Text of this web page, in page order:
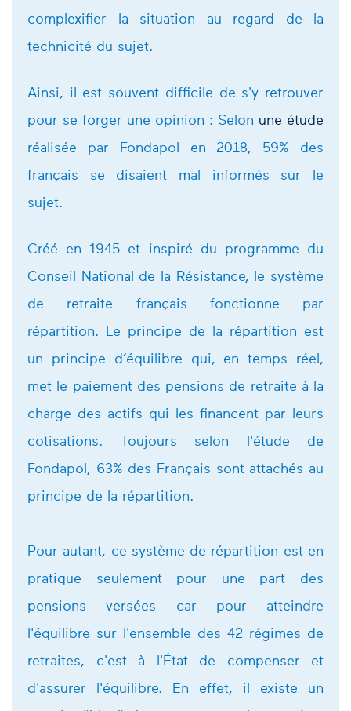
complexifier la situation au regard de la
technicité du sujet.
Ainsi, il est souvent difficile de s'y retrouver
pour se forger une opinion : Selon une étude
réalisée par Fondapol en 2018, 59% des
français se disaient mal informés sur le
sujet.
Créé en 1945 et inspiré du programme du
Conseil National de la Résistance, le système
de retraite français fonctionne par
répartition. Le principe de la répartition est
un principe d’équilibre qui, en temps réel,
met le paiement des pensions de retraite à la
charge des actifs qui les financent par leurs
cotisations. Toujours selon l'étude de
Fondapol, 63% des Français sont attachés au
principe de la répartition.
Pour autant, ce système de répartition est en
pratique seulement pour une part des
pensions versées car pour atteindre
l'équilibre sur l'ensemble des 42 régimes de
retraites, c'est à l'État de compenser et
d'assurer l'équilibre. En effet, il existe un